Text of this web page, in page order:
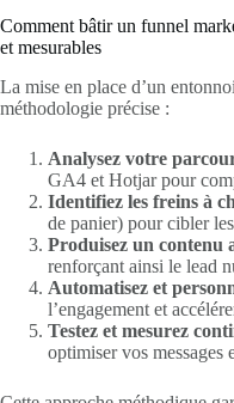
Comment bâtir un funnel
et mesurables
La mise en place d’un
méthodologie précise :
Analysez votre
GA4 et Hotjar pour
Identifiez les freins à
de panier) pour cibler
Produisez un contenu
renforçant ainsi le lead
Automatisez et
l’engagement et
Testez et mesurez
optimiser vos messages